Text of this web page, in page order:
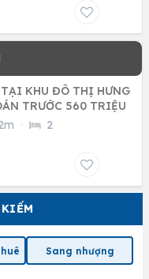
Sang nhượng
KHU ĐÔ THỊ HƯNG
TRƯỚC 560 TRIỆU
· 2